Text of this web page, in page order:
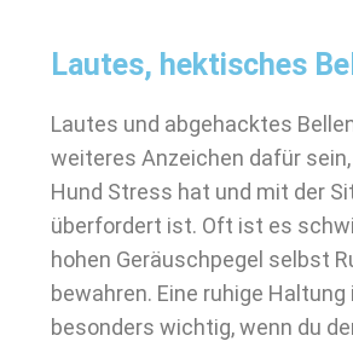
Lautes, hektisches
Lautes und abgehacktes
weiteres Anzeichen dafür
Hund Stress hat und mit der
überfordert ist. Oft ist es
hohen Geräuschpegel selbst
bewahren. Eine ruhige
besonders wichtig, wenn du